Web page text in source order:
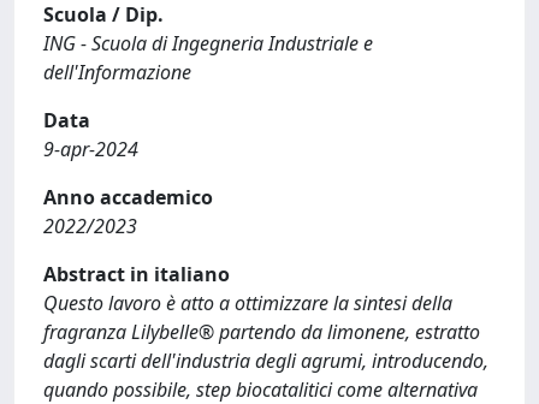
Scuola / Dip.
ING - Scuola di Ingegneria Industriale e
dell'Informazione
Data
9-apr-2024
Anno accademico
2022/2023
Abstract in italiano
Questo lavoro è atto a ottimizzare la sintesi della
fragranza Lilybelle® partendo da limonene, estratto
dagli scarti dell'industria degli agrumi, introducendo,
quando possibile, step biocatalitici come alternativa